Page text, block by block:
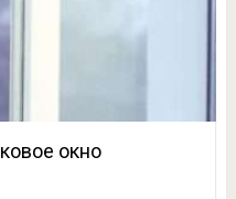
окно